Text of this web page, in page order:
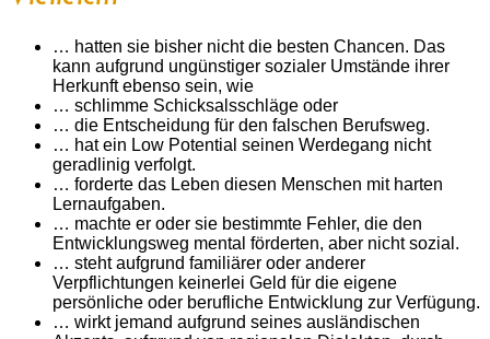
… hatten sie bisher nicht die besten Chancen. Das
kann aufgrund ungünstiger sozialer Umstände ihrer
Herkunft ebenso sein, wie
… schlimme Schicksalsschläge oder
… die Entscheidung für den falschen Berufsweg.
… hat ein Low Potential seinen Werdegang nicht
geradlinig verfolgt.
… forderte das Leben diesen Menschen mit harten
Lernaufgaben.
… machte er oder sie bestimmte Fehler, die den
Entwicklungsweg mental förderten, aber nicht sozial.
… steht aufgrund familiärer oder anderer
Verpflichtungen keinerlei Geld für die eigene
persönliche oder berufliche Entwicklung zur Verfügung.
… wirkt jemand aufgrund seines ausländischen